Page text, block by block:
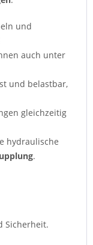
und
auch unter
und belastbar,
gleichzeitig
hydraulische
.
Sicherheit.